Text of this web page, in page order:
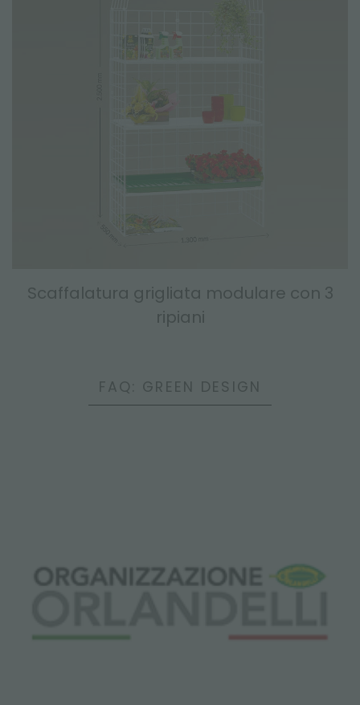
Scaffalatura grigliata modulare con 3
ripiani
FAQ: GREEN DESIGN